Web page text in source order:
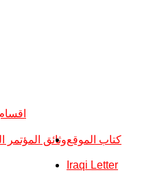
وثائقكتاب الموقع
Iraqi Letter